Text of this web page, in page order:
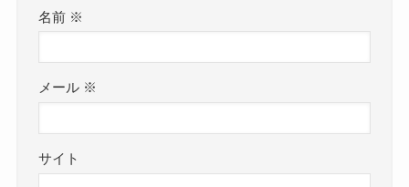
名前 ※
メール ※
サイト